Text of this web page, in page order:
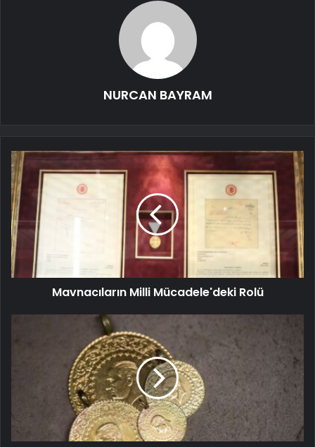
NURCAN BAYRAM
Mavnacıların Milli Mücadele'deki Rolü